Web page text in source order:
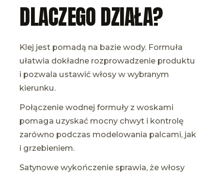
DLACZEGO DZIAŁA?
Klej jest pomadą na bazie wody. Formuła
ułatwia dokładne rozprowadzenie produktu
i pozwala ustawić włosy w wybranym
kierunku.
Połączenie wodnej formuły z woskami
pomaga uzyskać mocny chwyt i kontrolę
zarówno podczas modelowania palcami, jak
i grzebieniem.
Satynowe wykończenie sprawia, że włosy